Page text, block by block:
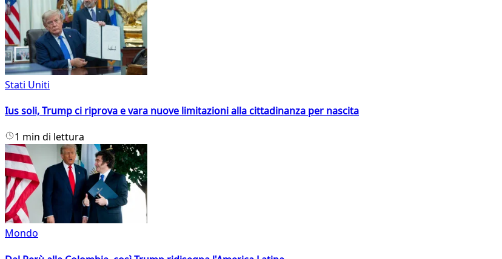
Stati Uniti
Ius soli, Trump ci riprova e vara nuove limitazioni alla cittadinanza per nascita
1 min di lettura
Mondo